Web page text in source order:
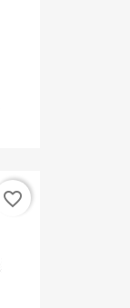
favorite_border